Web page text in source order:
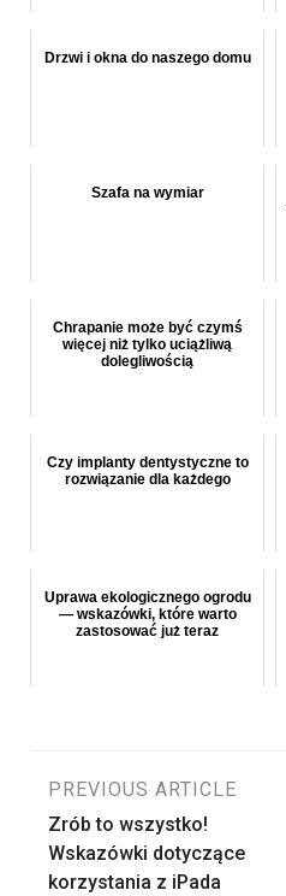
Drzwi i okna do naszego domu
Szafa na wymiar
Chrapanie może być czymś
więcej niż tylko uciążliwą
dolegliwością
Czy implanty dentystyczne to
rozwiązanie dla każdego
Uprawa ekologicznego ogrodu
— wskazówki, które warto
zastosować już teraz
Nawigacja
wpisu
PREVIOUS ARTICLE
Zrób to wszystko!
Wskazówki dotyczące
korzystania z iPada